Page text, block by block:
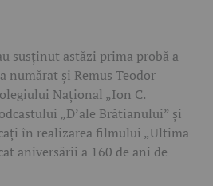
susținut astăzi prima probă a
numărat și Remus Teodor
Național „Ion C.
„D’ale Brătianului” și
în realizarea filmului „Ultima
aniversării a 160 de ani de